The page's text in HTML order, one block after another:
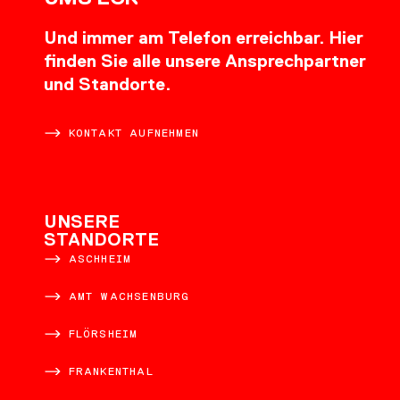
Und immer am Telefon erreichbar. Hier
finden Sie alle unsere Ansprechpartner
und Standorte.
KONTAKT AUFNEHMEN
UNSERE
STANDORTE
ASCHHEIM
AMT WACHSENBURG
FLÖRSHEIM
FRANKENTHAL